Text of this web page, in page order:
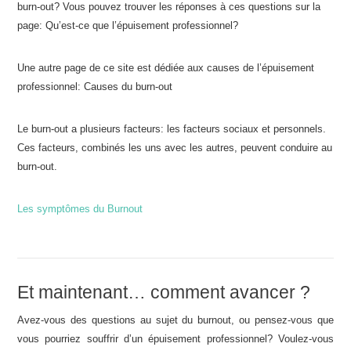
burn-out? Vous pouvez trouver les réponses à ces questions sur la
page: Qu’est-ce que l’épuisement professionnel?
Une autre page de ce site est dédiée aux causes de l’épuisement
professionnel: Causes du burn-out
Le burn-out a plusieurs facteurs: les facteurs sociaux et personnels.
Ces facteurs, combinés les uns avec les autres, peuvent conduire au
burn-out.
Les symptômes du Burnout
Et maintenant… comment avancer ?
Avez-vous des questions au sujet du burnout, ou pensez-vous que
vous pourriez souffrir d’un épuisement professionnel? Voulez-vous